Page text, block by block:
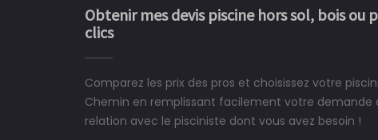
Obtenir mes devis piscine hors sol, bois ou
clics
Comparez les prix des pros et choisissez votre
Chemin en remplissant facilement votre demande
relation avec le pisciniste dont vous avez besoin !
Le rêve devient enfin
construit chez moi.